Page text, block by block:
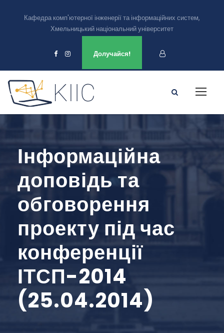
Кафедра комп'ютерної інженерії та інформаційних систем,
Хмельницький національний університет
Долучайся!
Інформаційна
доповідь та
обговорення
проекту під час
конференції
ІТСП-2014
(25.04.2014)